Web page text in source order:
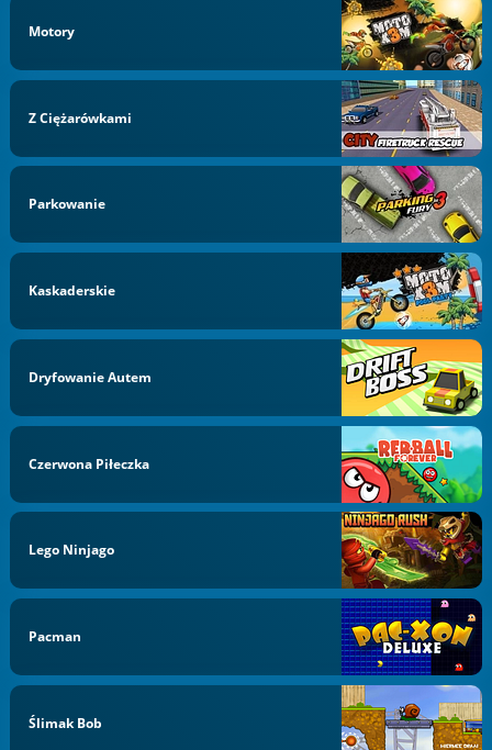
Motory
Z Ciężarówkami
Parkowanie
Kaskaderskie
Dryfowanie Autem
Czerwona Piłeczka
Lego Ninjago
Pacman
Ślimak Bob